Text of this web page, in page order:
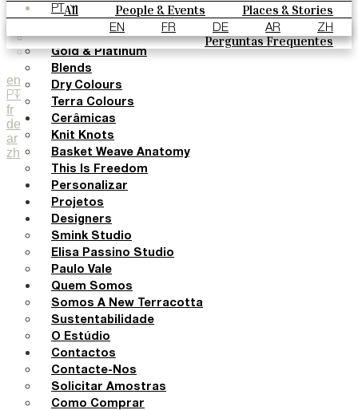
Como Comprar
Catálogos E Especificações Técnicas
Perguntas Frequentes
All People & Events
Places & Stories
Materiais & Sustainability
Inspiration & Culture
PT
EN FR DE AR ZH
en
PT
fr
de
ar
zh
Special Firing
Vintage Metallics
Gold & Platinum
Blends
Dry Colours
Terra Colours
Cerâmicas
Knit Knots
Basket Weave Anatomy
This Is Freedom
Personalizar
Projetos
Designers
Smink Studio
Elisa Passino Studio
Paulo Vale
Quem Somos
Somos A New Terracotta
Sustentabilidade
O Estúdio
Contactos
Contacte-Nos
Solicitar Amostras
Como Comprar